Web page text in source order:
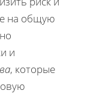
на общую
и
, которые